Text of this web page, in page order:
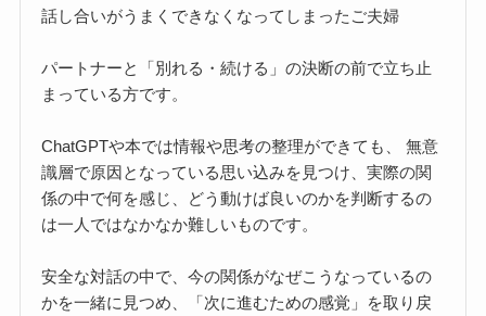
話し合いがうまくできなくなってしまったご夫婦
パートナーと「別れる・続ける」の決断の前で立ち止
まっている方です。
ChatGPTや本では情報や思考の整理ができても、 無意
識層で原因となっている思い込みを見つけ、実際の関
係の中で何を感じ、どう動けば良いのかを判断するの
は一人ではなかなか難しいものです。
安全な対話の中で、今の関係がなぜこうなっているの
かを一緒に見つめ、「次に進むための感覚」を取り戻